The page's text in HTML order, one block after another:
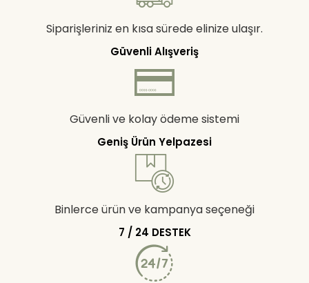
Siparişleriniz en kısa sürede elinize ulaşır.
Güvenli Alışveriş
Güvenli ve kolay ödeme sistemi
Geniş Ürün Yelpazesi
Binlerce ürün ve kampanya seçeneği
7 / 24 DESTEK